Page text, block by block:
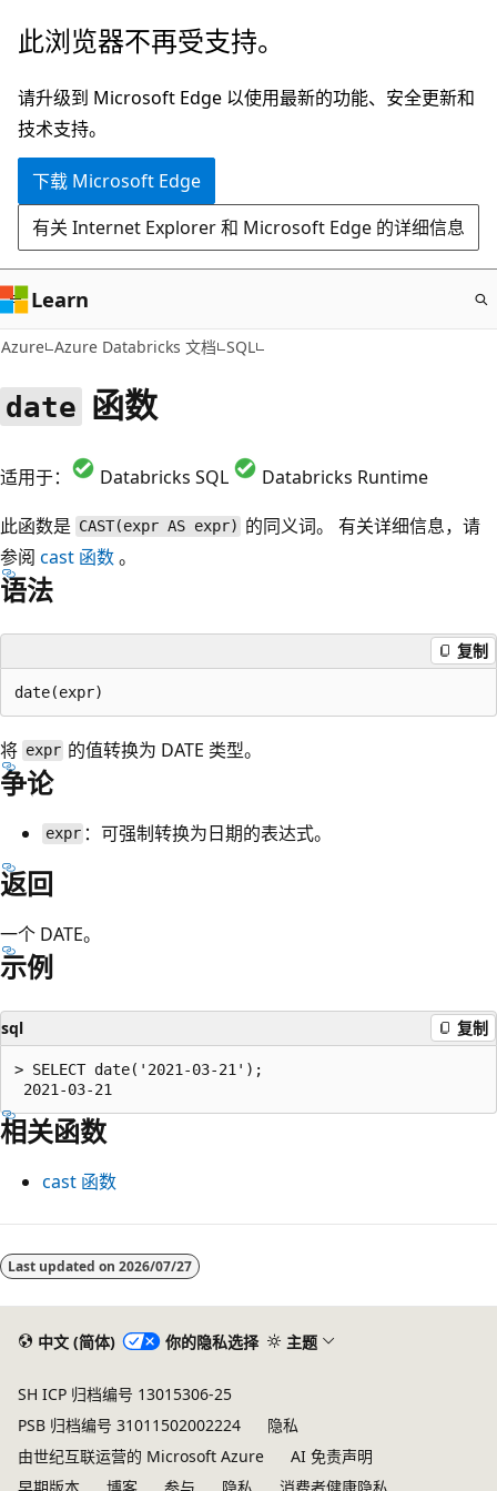
跳
主
要
内
此浏览器不再受支持。
请升级到 Microsoft Edge 以使用最新的功能、安全更新和
技术支持。
下载 Microsoft Edge
有关 Internet Explorer 和 Microsoft Edge 的详细信息
Learn
Azure Azure Databricks 文档 SQL
date 函数
适用于： Databricks SQL
Databricks Runtime
此函数是 CAST(expr AS expr) 的同义词。 有关详细信息，请
参阅 cast 函数。
语法
复制
将 expr 的值转换为 DATE 类型。
争论
expr ：可强制转换为日期的表达式。
返回
一个 DATE。
示例
sql 复制
> SELECT date('2021-03-21');
相关函数
cast 函数
阅
读Last updated on 2026/07/27
中文 (简体) 你的隐私选择 主题
SH ICP 归档编号 13015306-25
PSB 归档编号 31011502002224
隐私
由世纪互联运营的 Microsoft Azure
AI 免责声明